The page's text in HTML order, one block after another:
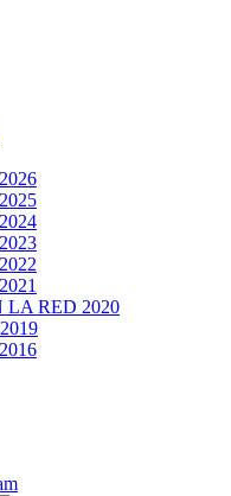
LA RED 2020